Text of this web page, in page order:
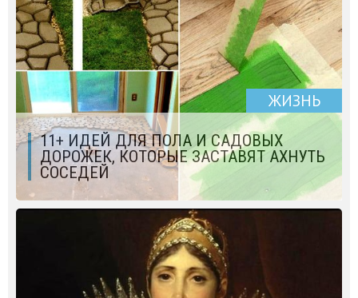
ЖИЗНЬ
11+ ИДЕЙ ДЛЯ ПОЛА И САДОВЫХ
ДОРОЖЕК, КОТОРЫЕ ЗАСТАВЯТ АХНУТЬ
СОСЕДЕЙ